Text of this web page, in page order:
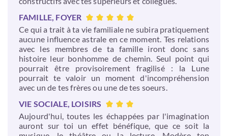
FAMILLE, FOYER
Ce qui a trait à ta vie familiale ne subira pratiquement
aucune influence astrale en ce moment. Tes relations
avec les membres de ta famille iront donc sans
histoire leur bonhomme de chemin. Seul point qui
pourrait être provisoirement fragilisé : la Lune
pourrait te valoir un moment d'incompréhension
avec un de tes frères ou une de tes soeurs.
VIE SOCIALE, LOISIRS
Aujourd'hui, toutes les échappées par l'imagination
auront sur toi un effet bénéfique, que ce soit la